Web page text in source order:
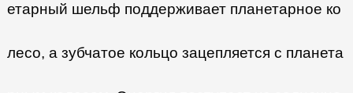
етарный шельф поддерживает планетарное ко
лесо, а зубчатое кольцо зацепляется с планета